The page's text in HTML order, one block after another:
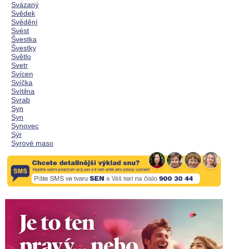
Svázaný
Svědek
Svědění
Svést
Švestka
Švestky
Světlo
Svetr
Svícen
Svíčka
Svítilna
Svrab
Syn
Syn
Synovec
Sýr
Syrové maso